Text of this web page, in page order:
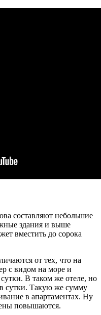
составляют небольшие
здания и выше
вместить до сорока
от тех, что на
с видом на море и
В таком же отеле, но
сутки. Такую же сумму
в апартаментах. Ну
повышаются.